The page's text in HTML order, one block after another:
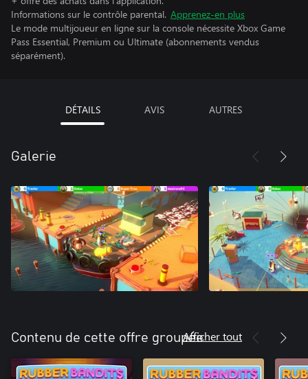
Informations sur le contrôle parental. Apprenez-en plus
Le mode multijoueur en ligne sur la console nécessite Xbox Game
Pass Essential, Premium ou Ultimate (abonnements vendus
séparément).
DÉTAILS AVIS AUTRES
Galerie
Contenu de cette offre groupéeAfficher tout